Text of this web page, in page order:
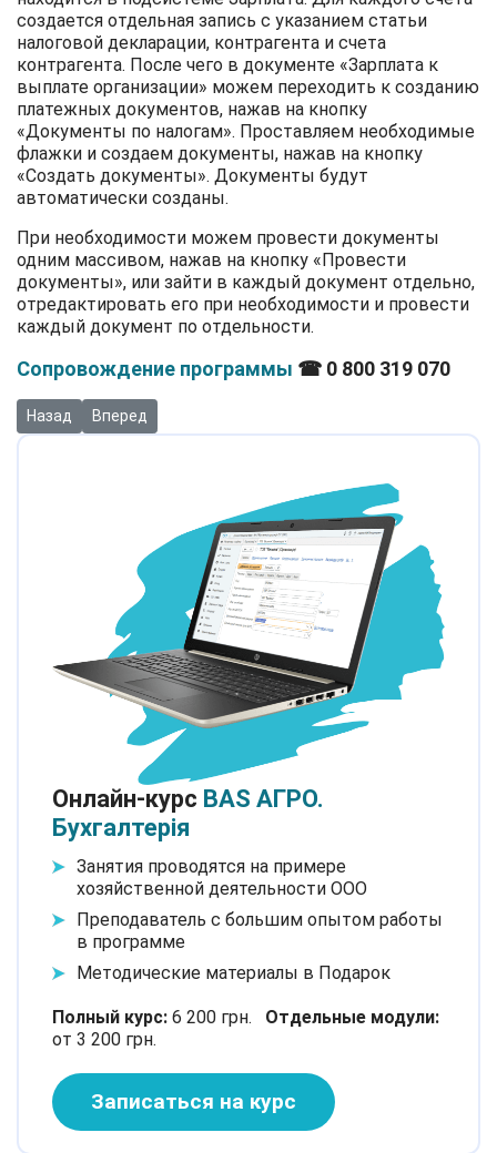
создается отдельная запись с указанием статьи
налоговой декларации, контрагента и счета
контрагента. После чего в документе «Зарплата к
выплате организации» можем переходить к созданию
платежных документов, нажав на кнопку
«Документы по налогам». Проставляем необходимые
флажки и создаем документы, нажав на кнопку
«Создать документы». Документы будут
автоматически созданы.
При необходимости можем провести документы
одним массивом, нажав на кнопку «Провести
документы», или зайти в каждый документ отдельно,
отредактировать его при необходимости и провести
каждый документ по отдельности.
Сопровождение программы ☎ 0 800 319 070
Предыдущий: Оформление налоговой накладной при экспорте
Назад Следующий: Начисление индексации зарплаты в "BAS
Вперед
Онлайн-курс BAS АГРО.
Бухгалтерія
Занятия проводятся на примере
хозяйственной деятельности ООО
Преподаватель с большим опытом работы
в программе
Методические материалы в Подарок
Полный курс: 6 200 грн. Отдельные модули:
от 3 200 грн.
Записаться на курс